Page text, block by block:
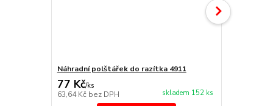
Náhradní polštářek do razítka 4911
77 Kč/ks
63,64 Kč bez DPH skladem 152 ks